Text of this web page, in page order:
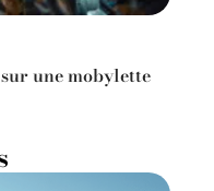
une mobylette